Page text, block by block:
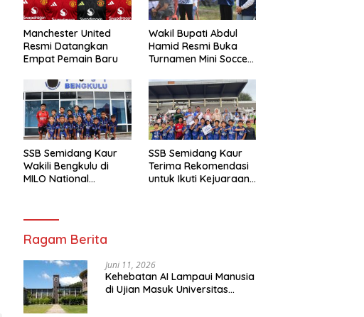
Manchester United
Resmi Datangkan
Empat Pemain Baru
Wakil Bupati Abdul
Hamid Resmi Buka
Turnamen Mini Soccer
SSB Semidang Kaur
Wakili Bengkulu di
MILO National
SSB Semidang Kaur
Terima Rekomendasi
untuk Ikuti Kejuaraan
Ragam Berita
Juni 11, 2026
Kehebatan AI Lampaui Manusia
di Ujian Masuk Universitas